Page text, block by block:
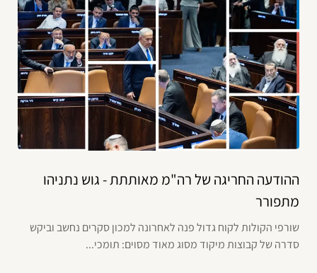
ההודעה החריגה של רה"מ מאותתת - גוש נתניהו
מתפורר
שורפי הקולות לקוח גדול פנה לאחרונה למכון סקרים נחשב וביקש
סדרה של קבוצות מיקוד מסוג מאוד מסוים: תומכי...